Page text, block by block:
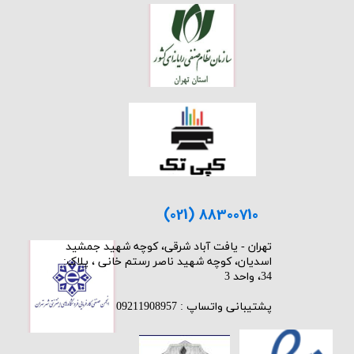
(021) 88300710
​تهران - یافت آباد شرقی، کوچه شهید جمشید
اسدیان، کوچه شهید ناصر رستم خانی ، پلاک:
34، واحد 3
پشتیبانی واتساپ : 09211908957